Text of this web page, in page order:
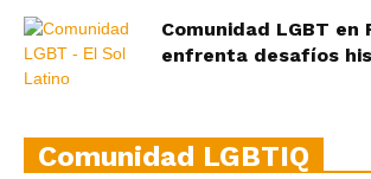
Comunidad LGBT en
enfrenta desafíos
Comunidad LGBTIQ